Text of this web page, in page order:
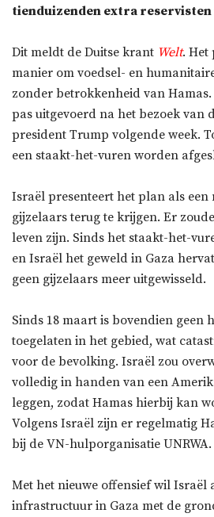
tienduizenden extra reservisten
Dit meldt de Duitse krant Welt. Het
manier om voedsel- en
zonder betrokkenheid van
pas uitgevoerd na het bezoek van
president Trump volgende week.
een staakt-het-vuren worden
Israël presenteert het plan als een
gijzelaars terug te krijgen. Er
leven zijn. Sinds het staakt-het-
en Israël het geweld in Gaza
geen gijzelaars meer uitgewisseld.
Sinds 18 maart is bovendien geen
toegelaten in het gebied, wat
voor de bevolking. Israël zou
volledig in handen van een
leggen, zodat Hamas hierbij kan
Volgens Israël zijn er regelmatig
bij de VN-hulporganisatie UNRWA.
Met het nieuwe offensief wil Israël
infrastructuur in Gaza met de